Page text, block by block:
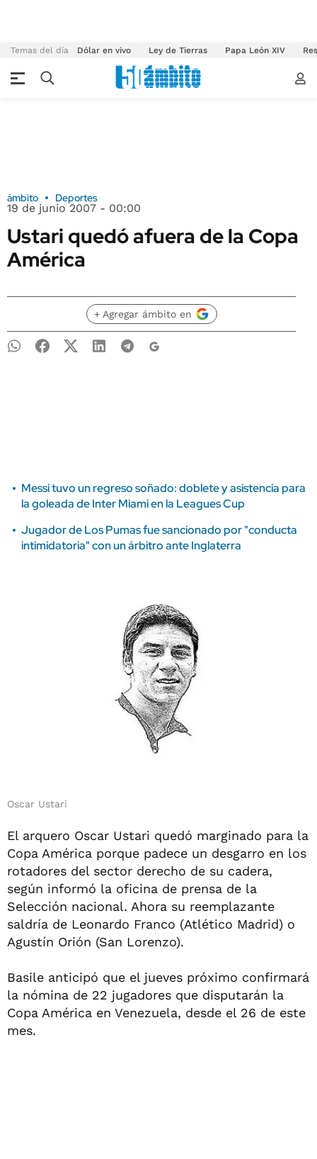
Temas del día Dólar en vivo Ley de Tierras Papa León XIV
ámbito Deportes
19 de junio 2007 - 00:00
Ustari quedó afuera de la Copa
América
+ Agregar ámbito en
Messi tuvo un regreso soñado: doblete y asistencia para
la goleada de Inter Miami en la Leagues Cup
Jugador de Los Pumas fue sancionado por "conducta
intimidatoria" con un árbitro ante Inglaterra
Oscar Ustari
El arquero Oscar Ustari quedó marginado para la
Copa América porque padece un desgarro en los
rotadores del sector derecho de su cadera,
según informó la oficina de prensa de la
Selección nacional. Ahora su reemplazante
saldría de Leonardo Franco (Atlético Madrid) o
Agustín Orión (San Lorenzo).
Basile anticipó que el jueves próximo confirmará
la nómina de 22 jugadores que disputarán la
Copa América en Venezuela, desde el 26 de este
mes.